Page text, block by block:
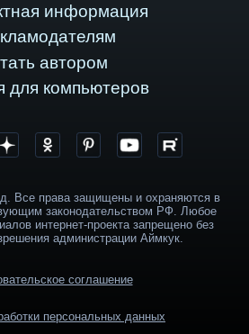
информация
автором
для компьютеров
Все права защищены и охраняются в
законодательством РФ. Любое
интернет-проекта запрещено без
администрации Аймкук.
соглашение
персональных данных